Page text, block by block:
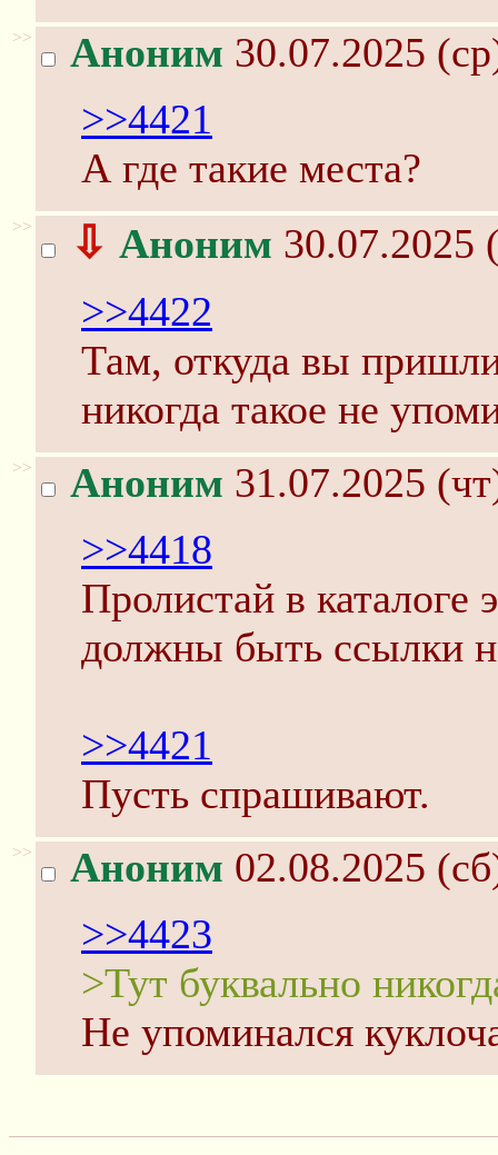
>> Аноним 30.07.2025
>>4421
А где такие места?
>> ⇩ Аноним 30.07.2025
>>4422
Там, откуда вы
никогда такое не
>> Аноним 31.07.2025
>>4418
Пролистай в
должны быть ссылки
>>4421
Пусть спрашивают.
>> Аноним 02.08.2025
>>4423
>Тут буквально
Не упоминался